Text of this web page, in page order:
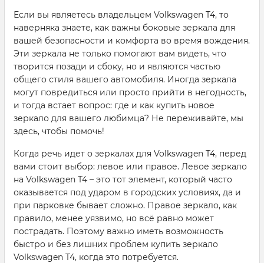
Если вы являетесь владельцем Volkswagen T4, то
наверняка знаете, как важны боковые зеркала для
вашей безопасности и комфорта во время вождения.
Эти зеркала не только помогают вам видеть, что
творится позади и сбоку, но и являются частью
общего стиля вашего автомобиля. Иногда зеркала
могут повредиться или просто прийти в негодность,
и тогда встает вопрос: где и как купить новое
зеркало для вашего любимца? Не переживайте, мы
здесь, чтобы помочь!
Когда речь идет о зеркалах для Volkswagen T4, перед
вами стоит выбор: левое или правое. Левое зеркало
на Volkswagen T4 – это тот элемент, который часто
оказывается под ударом в городских условиях, да и
при парковке бывает сложно. Правое зеркало, как
правило, менее уязвимо, но всё равно может
пострадать. Поэтому важно иметь возможность
быстро и без лишних проблем купить зеркало
Volkswagen T4, когда это потребуется.